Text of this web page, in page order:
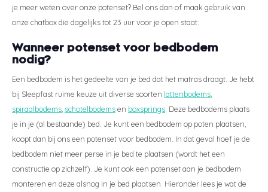
je meer weten over onze potenset? Bel ons dan of maak gebruik van
onze chatbox die dagelijks tot 23 uur voor je open staat.
Wanneer potenset voor bedbodem
nodig?
Een bedbodem is het gedeelte van je bed dat het matras draagt. Je hebt
bij Sleepfast ruime keuze uit diverse soorten lattenbodems
spiraalbodems schotelbodemsen boxsprings . Deze bedbodems plaats
je in je (al bestaande) bed. Je kunt een bedbodem op poten plaatsen,
koopt dan bij ons een potenset voor bedbodem. In dat geval hoef je de
bedbodem niet meer perse in je bed te plaatsen (wordt het een
constructie op zichzelf). Je kunt ook een potenset aan je bedbodem
monteren en deze alsnog in je bed plaatsen. Hieronder lees je wat de